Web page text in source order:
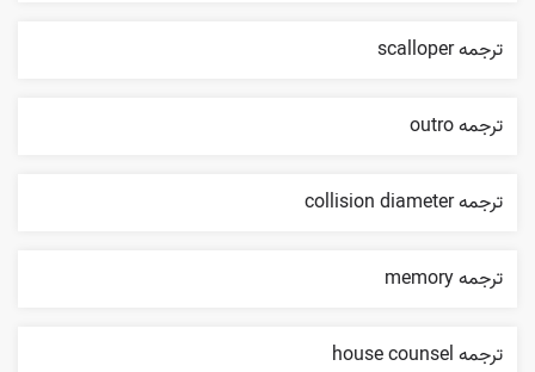
ترجمه scalloper
ترجمه outro
ترجمه collision diameter
ترجمه memory
ترجمه house counsel